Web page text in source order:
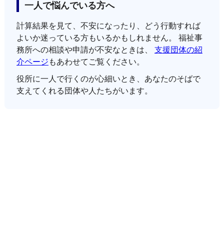
一人で悩んでいる方へ
計算結果を見て、不安になったり、どう行動すれば
よいか迷っている方もいるかもしれません。 福祉事
務所への相談や申請が不安なときは、 支援団体の紹
介ページ もあわせてご覧ください。
役所に一人で行くのが心細いとき、あなたのそばで
支えてくれる団体や人たちがいます。